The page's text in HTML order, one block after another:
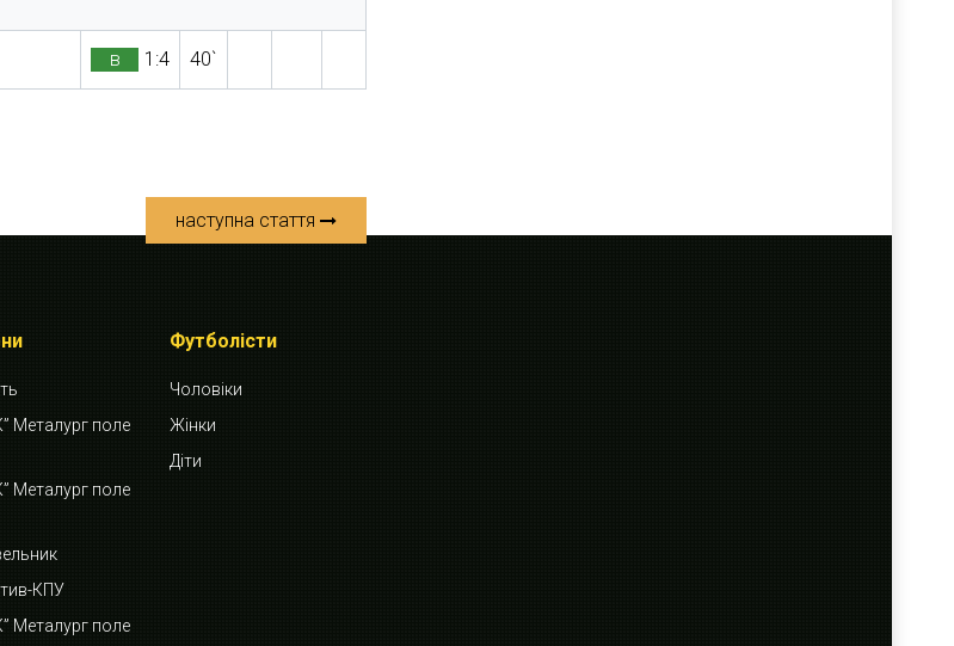
в 1:4
40`
наступна стаття
Металург поле
Металург поле
КПУ
Металург поле
Футболісти
Чоловіки
Жінки
Діти